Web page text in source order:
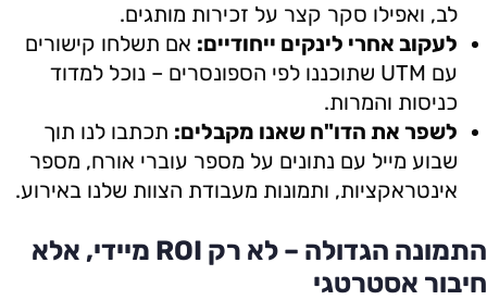
לב, ואפילו סקר קצר על זכירות מותגים.
לעקוב אחרי לינקים ייחודיים: אם תשלחו קישורים
עם UTM שתוכננו לפי הספונסרים – נוכל למדוד
כניסות והמרות.
לשפר את הדו"ח שאנו מקבלים: תכתבו לנו תוך
שבוע מייל עם נתונים על מספר עוברי אורח, מספר
אינטראקציות, ותמונות מעבודת הצוות שלנו באירוע.
התמונה הגדולה – לא רק ROI מיידי, אלא
חיבור אסטרטגי